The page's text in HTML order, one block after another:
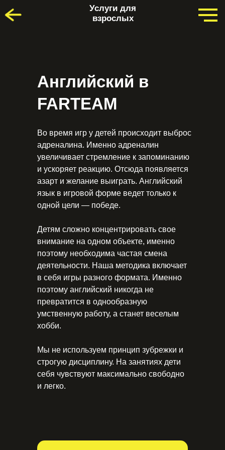
Услуги для
взрослых
Английский в
FARTEAM
Во время игр у детей происходит выброс
адреналина. Именно адреналин
увеличивает стремление к запоминанию
и ускоряет реакцию. Отсюда появляется
азарт и желание выиграть. Английский
язык в игровой форме ведет только к
одной цели — победе.
Детям сложно концентрировать свое
внимание на одном объекте, именно
поэтому необходима частая смена
деятельности. Наша методика включает
в себя игры разного формата. Именно
поэтому английский никогда не
превратится в однообразную
умственную работу, а станет веселым
хобби.
Мы не используем принцип зубрежки и
строгую дисциплину. На занятиях дети
себя чувствуют максимально свободно
и легко.